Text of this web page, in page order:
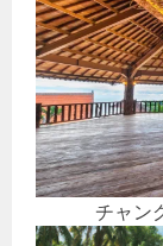
チャン